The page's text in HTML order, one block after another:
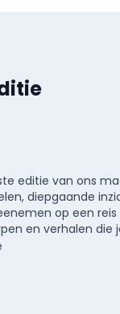
editie van ons
diepgaande
op een
en verhalen die